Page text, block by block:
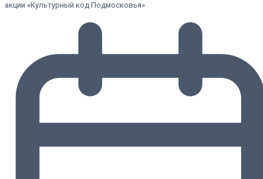
акции «Культурный код Подмосковья»